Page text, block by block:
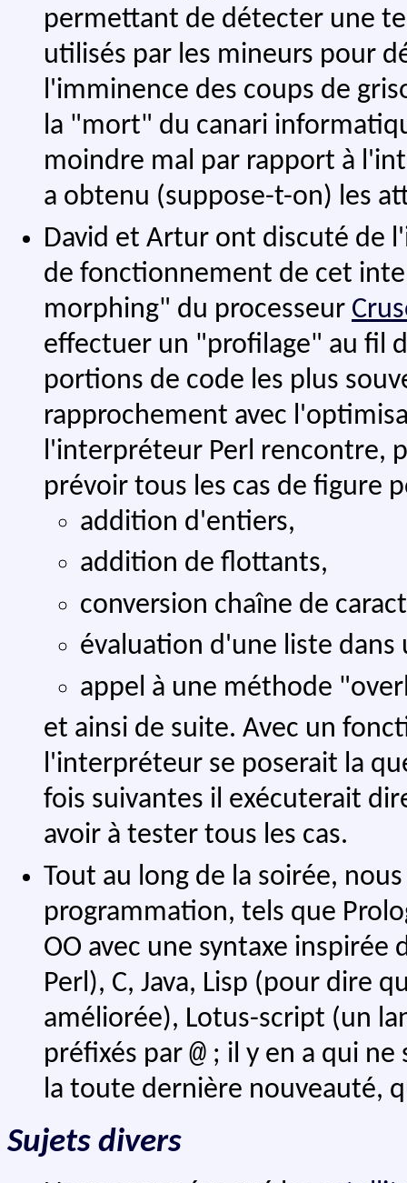
permettant de détecter une
utilisés par les mineurs pour
l'imminence des coups de
la "mort" du canari
moindre mal par rapport à
a obtenu (suppose-t-on) les
David et Artur ont discuté de
de fonctionnement de cet
morphing" du processeur
effectuer un "profilage" au fil
portions de code les plus
rapprochement avec
l'interpréteur Perl rencontre,
prévoir tous les cas de figure
addition d'entiers,
addition de flottants,
conversion chaîne de
évaluation d'une liste
appel à une méthode
et ainsi de suite. Avec un
l'interpréteur se poserait la
fois suivantes il exécuterait
avoir à tester tous les cas.
Tout au long de la soirée,
programmation, tels que
OO avec une syntaxe
Perl), C, Java, Lisp (pour dire
améliorée), Lotus-script (un
préfixés par @ ; il y en a qui ne
la toute dernière nouveauté,
Sujets divers